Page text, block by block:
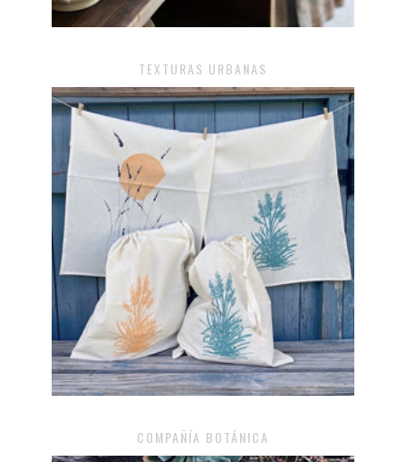
TEXTURAS URBANAS
COMPAÑÍA BOTÁNICA